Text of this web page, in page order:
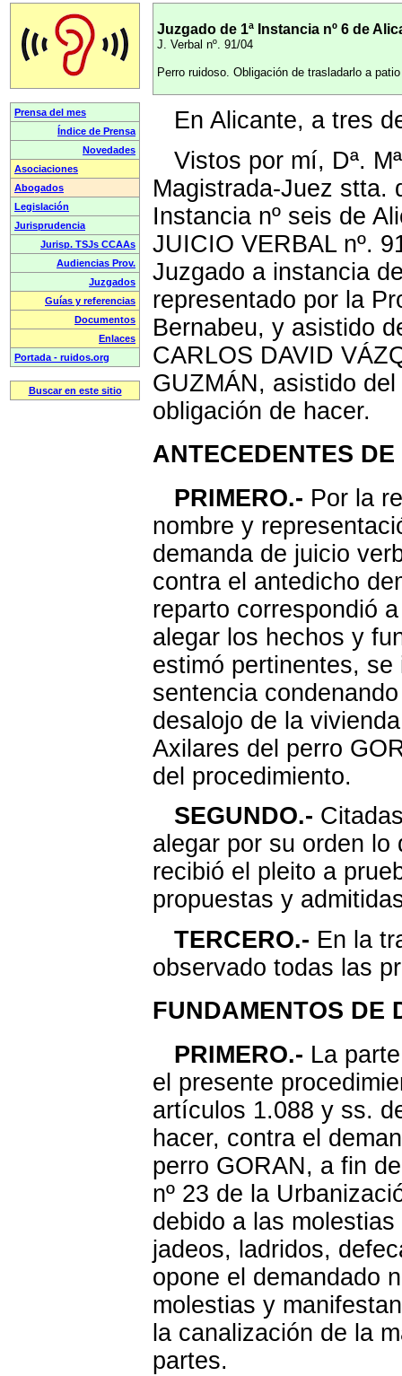
Juzgado de 1ª Instancia nº 6 de
J. Verbal nº. 91/04
Perro ruidoso. Obligación de trasladarlo a
En Alicante, a tres
Vistos por mí, Dª.
Magistrada-Juez stta.
Instancia nº seis de
JUICIO VERBAL nº.
Juzgado a instancia
representado por la
Bernabeu, y asistido
CARLOS DAVID
GUZMÁN, asistido
obligación de hacer.
ANTECEDENTES DE
PRIMERO.- Por la
nombre y
demanda de juicio
contra el antedicho
reparto correspondió
alegar los hechos y
estimó pertinentes,
sentencia
desalojo de la
Axilares del perro
del procedimiento.
SEGUNDO.-
alegar por su orden lo
recibió el pleito a
propuestas y
TERCERO.- En la
observado todas las
FUNDAMENTOS DE
PRIMERO.- La
el presente
artículos 1.088 y ss.
hacer, contra el
perro GORAN, a fin
nº 23 de la
debido a las
jadeos, ladridos,
opone el demandado
molestias y
la canalización de la
partes.